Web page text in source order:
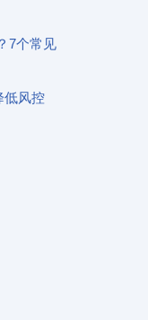
7个常见
低风控